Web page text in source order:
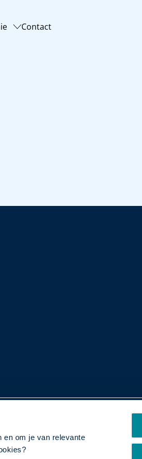
en om je van relevante
Contact